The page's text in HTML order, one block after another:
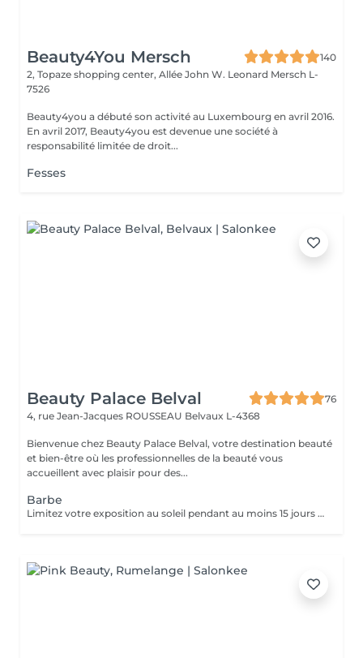
Beauty4You Mersch
140
2, Topaze shopping center, Allée John W. Leonard Mersch L-
7526
Beauty4you a débuté son activité au Luxembourg en avril 2016.
En avril 2017, Beauty4you est devenue une société à
responsabilité limitée de droit...
Fesses
Beauty Palace Belval
76
4, rue Jean-Jacques ROUSSEAU Belvaux L-4368
Bienvenue chez Beauty Palace Belval, votre destination beauté
et bien-être où les professionnelles de la beauté vous
accueillent avec plaisir pour des...
Barbe
Limitez votre exposition au soleil pendant au moins 15 jours avant votre séance d'épilation au laser pour protéger votre peau et optimiser les résultats. Rasez la zone à traiter 48 heures avant la séance. Cette étape permet au laser de cibler efficacement la racine du poil sans brûler les poils en surface. Certaines substances, comme l'isotrétinoïne (à éviter pendant 6 mois), les antibiotiques (à éviter 1 semaine) et les médicaments augmentant la sensibilité à la lumière, peuvent rendre votre peau plus réactive au laser. Assurez-vous d'en parler à votre praticien. Évitez l'utilisation d'auto-bronzants ou de crèmes bronzantes avant le traitement pour garantir une efficacité maximale et une sécurité optimale.